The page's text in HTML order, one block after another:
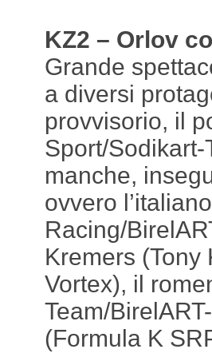
KZ2 – Orlov
Grande
a diversi
provvisorio, il
Sport/
manche,
ovvero
Racing/
Kremers (Tony
Vortex), il
Team/
(Formula K